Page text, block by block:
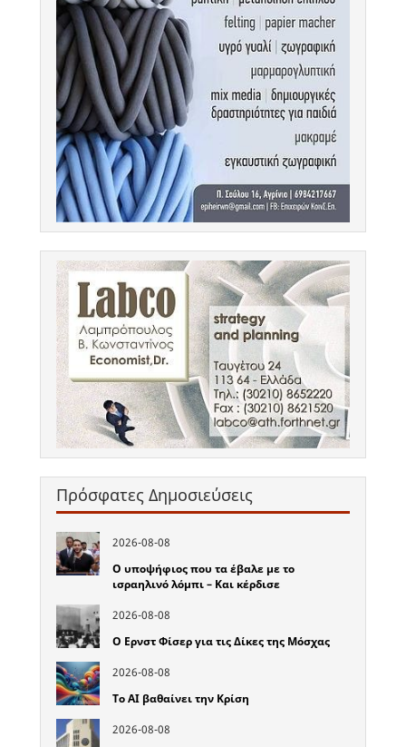
Πρόσφατες Δημοσιεύσεις
2026-08-08
Ο υποψήφιος που τα έβαλε με το
ισραηλινό λόμπι – Και κέρδισε
2026-08-08
Ο Ερνστ Φίσερ για τις Δίκες της Μόσχας
2026-08-08
Το ΑΙ βαθαίνει την Κρίση
2026-08-08